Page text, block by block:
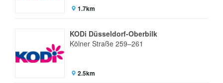
1.7km
KODi Düsseldorf-Oberbilk
Kölner Straße 259–261
2.5km